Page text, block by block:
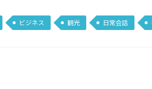
ビジネス 観光 日常会話